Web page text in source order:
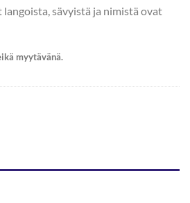
sävyistä ja nimistä ovat
myytävänä.